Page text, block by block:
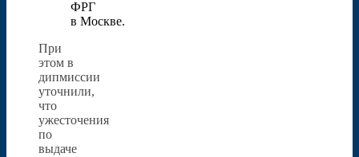
ФРГ
в Москве.
При
этом в
дипмиссии
уточнили,
что
ужесточения
по
выдаче